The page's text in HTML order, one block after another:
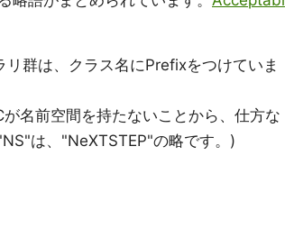
群は、クラス名にPrefixをつけていま
名前空間を持たないことから、仕方な
は、"NeXTSTEP"の略です。)